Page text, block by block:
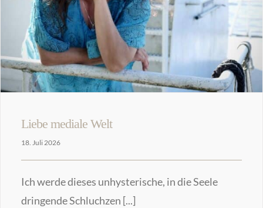
Liebe mediale Welt
18. Juli 2026
Ich werde dieses unhysterische, in die Seele
dringende Schluchzen [...]